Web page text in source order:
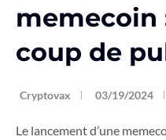
memecoin
coup de
Cryptovax 03/19/2024
Le lancement d’une